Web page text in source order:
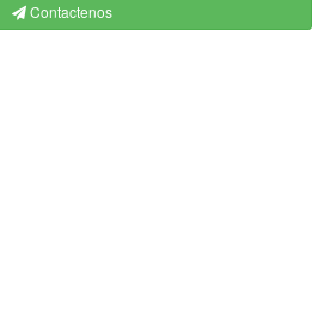
Contactenos